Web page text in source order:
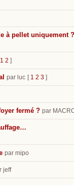
à pellet uniquement ?
1 2 ]
par luc [ 1 2 3 ]
fermé ? par
par mipo
jeff